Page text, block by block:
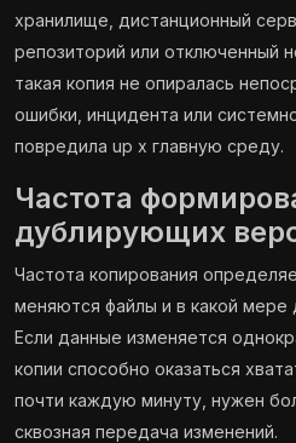
хранилище, дистанционный
репозиторий или отключенный
такая копия не опиралась
ошибки, инцидента или
повредила up x главную среду.
Частота
дублирующих
Частота копирования
меняются файлы и в какой мере
Если данные изменяется
копии способно оказаться
почти каждую минуту, нужен
сквозная передача изменений.